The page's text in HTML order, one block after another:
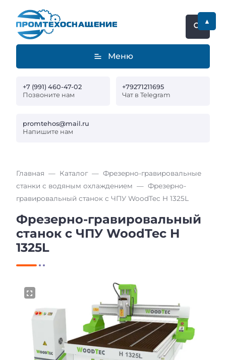
Меню
+7 (991) 460-47-02
Позвоните нам
+79271211695
Чат в Telegram
promtehos@mail.ru
Напишите нам
Главная Каталог
Фрезерно-гравировальные
станки с водяным охлаждением
Фрезерно-
гравировальный станок с ЧПУ WoodTec H 1325L
Фрезерно-гравировальный
станок с ЧПУ WoodTec H
1325L
▲